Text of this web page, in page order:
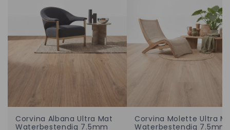
Corvina Albana Ultra Mat
Waterbestendig 7.5mm
Corvina Molette Ultra
Waterbestendig 7.5mm